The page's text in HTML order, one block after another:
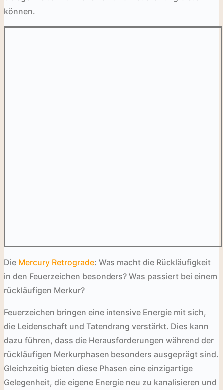
können.
Die Mercury Retrograde: Was macht die Rückläufigkeit
in den Feuerzeichen besonders? Was passiert bei einem
rückläufigen Merkur?
Feuerzeichen bringen eine intensive Energie mit sich,
die Leidenschaft und Tatendrang verstärkt. Dies kann
dazu führen, dass die Herausforderungen während der
rückläufigen Merkurphasen besonders ausgeprägt sind.
Gleichzeitig bieten diese Phasen eine einzigartige
Gelegenheit, die eigene Energie neu zu kanalisieren und